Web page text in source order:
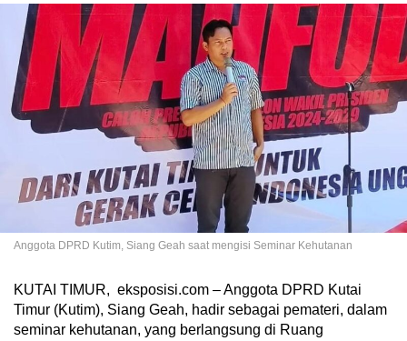
Anggota DPRD Kutim, Siang Geah saat mengisi Seminar Kehutanan
KUTAI TIMUR, eksposisi.com – Anggota DPRD Kutai
Timur (Kutim), Siang Geah, hadir sebagai pemateri, dalam
seminar kehutanan, yang berlangsung di Ruang